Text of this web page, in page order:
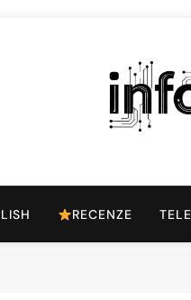
Infoek.cz
RECENZE